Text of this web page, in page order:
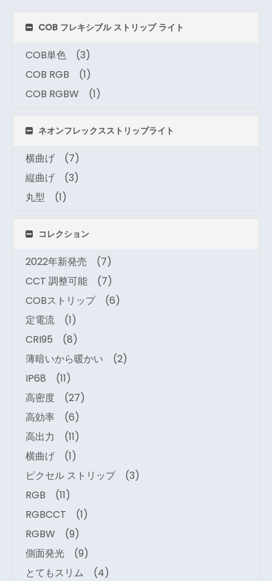
COB フレキシブル ストリップ ライト
COB単色
(3)
COB RGB
(1)
COB RGBW
(1)
ネオンフレックスストリップライト
横曲げ
(7)
縦曲げ
(3)
丸型
(1)
コレクション
2022年新発売
(7)
CCT 調整可能
(7)
COBストリップ
(6)
定電流
(1)
CRI95
(8)
薄暗いから暖かい
(2)
IP68
(11)
高密度
(27)
高効率
(6)
高出力
(11)
横曲げ
(1)
ピクセル ストリップ
(3)
RGB
(11)
RGBCCT
(1)
RGBW
(9)
側面発光
(9)
とてもスリム
(4)